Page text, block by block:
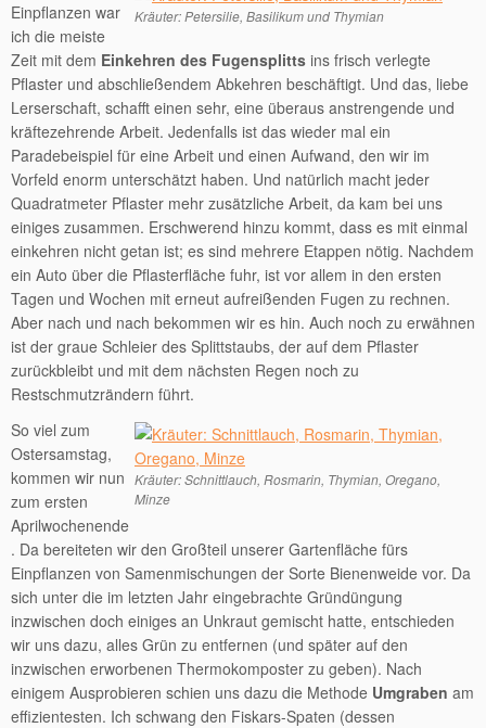
Kräuter: Petersilie, Basilikum und Thymian
Einpflanzen war
ich die meiste
Zeit mit dem Einkehren des Fugensplitts ins frisch verlegte
Pflaster und abschließendem Abkehren beschäftigt. Und das, liebe
Lerserschaft, schafft einen sehr, eine überaus anstrengende und
kräftezehrende Arbeit. Jedenfalls ist das wieder mal ein
Paradebeispiel für eine Arbeit und einen Aufwand, den wir im
Vorfeld enorm unterschätzt haben. Und natürlich macht jeder
Quadratmeter Pflaster mehr zusätzliche Arbeit, da kam bei uns
einiges zusammen. Erschwerend hinzu kommt, dass es mit einmal
einkehren nicht getan ist; es sind mehrere Etappen nötig. Nachdem
ein Auto über die Pflasterfläche fuhr, ist vor allem in den ersten
Tagen und Wochen mit erneut aufreißenden Fugen zu rechnen.
Aber nach und nach bekommen wir es hin. Auch noch zu erwähnen
ist der graue Schleier des Splittstaubs, der auf dem Pflaster
zurückbleibt und mit dem nächsten Regen noch zu
Restschmutzrändern führt.
Kräuter: Schnittlauch, Rosmarin, Thymian, Oregano,
Minze
So viel zum
Ostersamstag,
kommen wir nun
zum ersten
Aprilwochenende
. Da bereiteten wir den Großteil unserer Gartenfläche fürs
Einpflanzen von Samenmischungen der Sorte Bienenweide vor. Da
sich unter die im letzten Jahr eingebrachte Gründüngung
inzwischen doch einiges an Unkraut gemischt hatte, entschieden
wir uns dazu, alles Grün zu entfernen (und später auf den
inzwischen erworbenen Thermokomposter zu geben). Nach
einigem Ausprobieren schien uns dazu die Methode Umgraben am
effizientesten. Ich schwang den Fiskars-Spaten (dessen